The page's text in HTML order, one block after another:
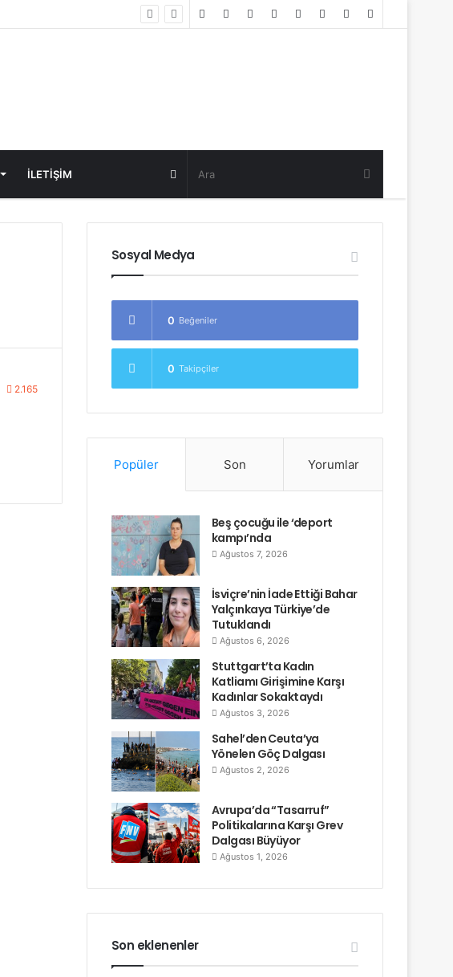
Random
ILETIŞIM Random
Post
2.165
Sosyal Medya
0 Beğeniler
0 Takipçiler
Popüler Son Yorumlar
Beş çocuğu ile ‘deport
kampı’nda
Ağustos 7, 2026
İsviçre’nin İade Ettiği Bahar
Yalçınkaya Türkiye’de
Tutuklandı
Ağustos 6, 2026
Stuttgart’ta Kadın
Katliamı Girişimine Karşı
Kadınlar Sokaktaydı
Ağustos 3, 2026
Sahel’den Ceuta’ya
Yönelen Göç Dalgası
Ağustos 2, 2026
Avrupa’da “Tasarruf”
Politikalarına Karşı Grev
Dalgası Büyüyor
Ağustos 1, 2026
Son eklenenler